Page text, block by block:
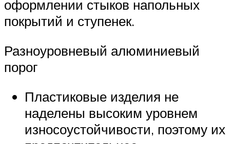
оформлении стыков напольных
покрытий и ступенек.
Разноуровневый алюминиевый
порог
Пластиковые изделия не
наделены высоким уровнем
износоустойчивости, поэтому их